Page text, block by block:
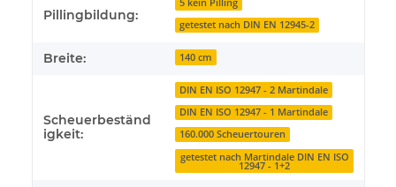
Pillingbildung:
5 kein Pilling
getestet nach DIN EN 12945-2
Breite: 140 cm
Scheuerbeständ
igkeit:
DIN EN ISO 12947 - 2 Martindale
DIN EN ISO 12947 - 1 Martindale
160.000 Scheuertouren
getestet nach Martindale DIN EN ISO
12947 - 1+2